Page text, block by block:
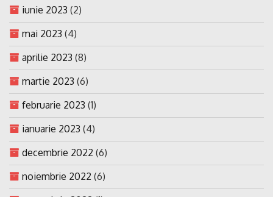
iunie 2023 (2)
mai 2023 (4)
aprilie 2023 (8)
martie 2023 (6)
februarie 2023 (1)
ianuarie 2023 (4)
decembrie 2022 (6)
noiembrie 2022 (6)